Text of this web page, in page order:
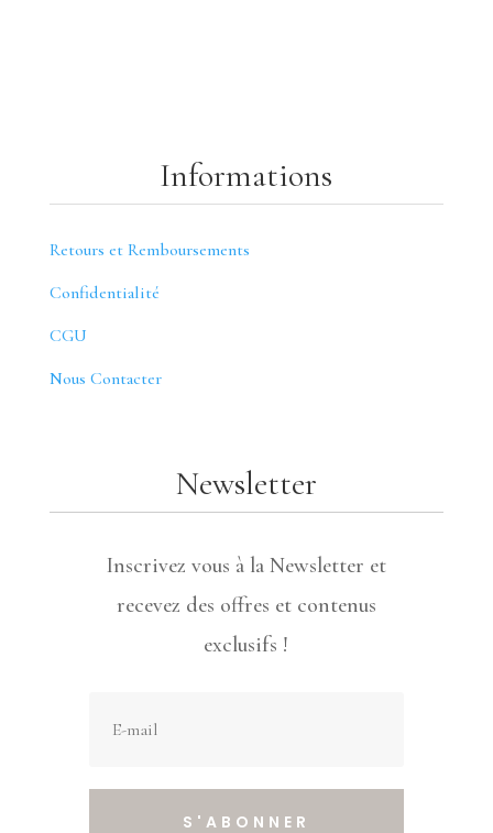
Informations
Retours et Remboursements
Confidentialité
CGU
Nous Contacter
Newsletter
Inscrivez vous à la Newsletter et
recevez des offres et contenus
exclusifs !
S'ABONNER